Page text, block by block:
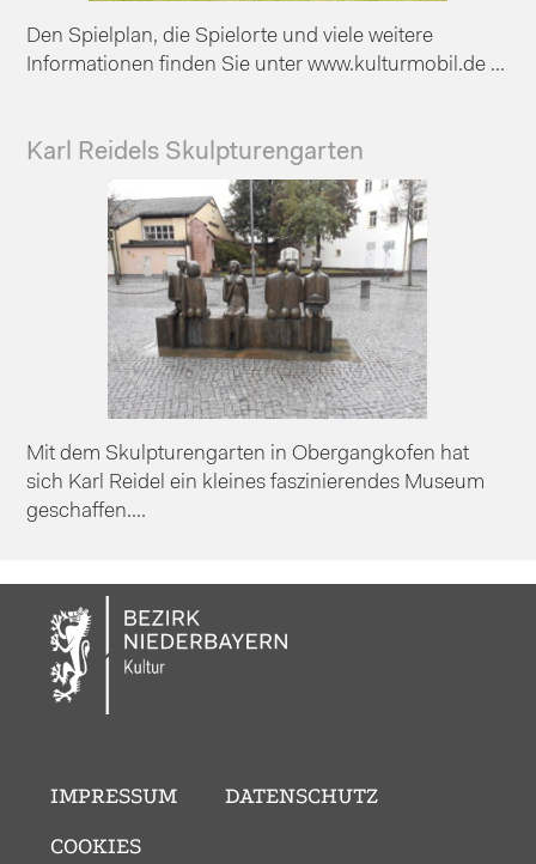
Den Spielplan, die Spielorte und viele weitere
Informationen finden Sie unter www.kulturmobil.de ...
Karl Reidels Skulpturengarten
Mit dem Skulpturengarten in Obergangkofen hat
sich Karl Reidel ein kleines faszinierendes Museum
geschaffen....
IMPRESSUM
DATENSCHUTZ
COOKIES